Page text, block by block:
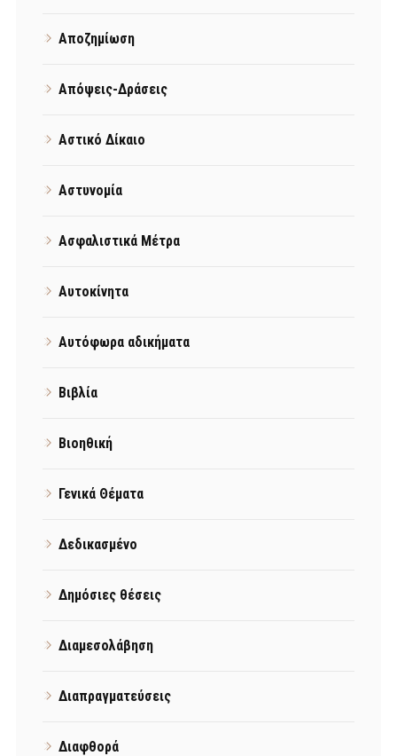
Αποζημίωση
Απόψεις-Δράσεις
Αστικό Δίκαιο
Αστυνομία
Ασφαλιστικά Μέτρα
Αυτοκίνητα
Αυτόφωρα αδικήματα
Βιβλία
Βιοηθική
Γενικά Θέματα
Δεδικασμένο
Δημόσιες θέσεις
Διαμεσολάβηση
Διαπραγματεύσεις
Διαφθορά